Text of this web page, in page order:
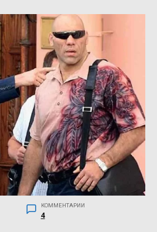
КОММЕНТАРИИ
4